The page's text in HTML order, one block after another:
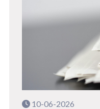
10-06-2026